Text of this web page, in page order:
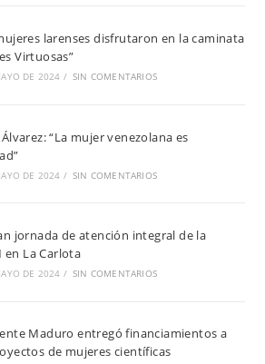
larenses disfrutaron en la caminata
Virtuosas”
DE 2024 / SIN COMENTARIOS
“La mujer venezolana es
DE 2024 / SIN COMENTARIOS
jornada de atención integral de la
en La Carlota
DE 2024 / SIN COMENTARIOS
Maduro entregó financiamientos a
de mujeres científicas